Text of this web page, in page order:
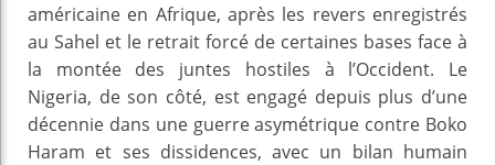
américaine en Afrique, après les revers enregistrés
au Sahel et le retrait forcé de certaines bases face à
la montée des juntes hostiles à l’Occident. Le
Nigeria, de son côté, est engagé depuis plus d’une
décennie dans une guerre asymétrique contre Boko
Haram et ses dissidences, avec un bilan humain